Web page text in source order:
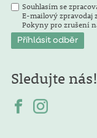
Souhlasím se
E-mailový zpravodaj
Pokyny pro zrušení
Sledujte nás!